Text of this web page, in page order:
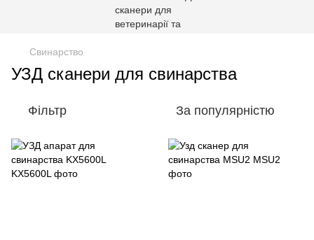
Свинарство
УЗД сканери для свинарства
Фільтр За популярністю